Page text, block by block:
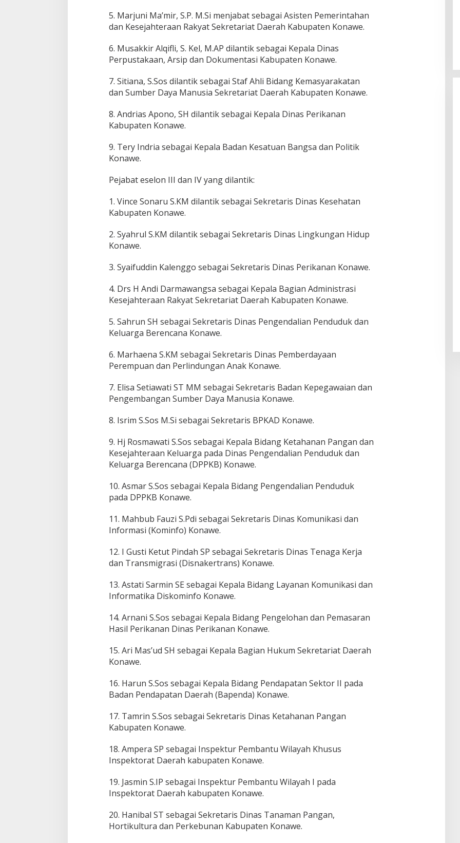
5. Marjuni Ma’mir, S.P. M.Si menjabat sebagai Asisten Pemerintahan
dan Kesejahteraan Rakyat Sekretariat Daerah Kabupaten Konawe.
6. Musakkir Alqifli, S. Kel, M.AP dilantik sebagai Kepala Dinas
Perpustakaan, Arsip dan Dokumentasi Kabupaten Konawe.
7. Sitiana, S.Sos dilantik sebagai Staf Ahli Bidang Kemasyarakatan
dan Sumber Daya Manusia Sekretariat Daerah Kabupaten Konawe.
8. Andrias Apono, SH dilantik sebagai Kepala Dinas Perikanan
Kabupaten Konawe.
9. Tery Indria sebagai Kepala Badan Kesatuan Bangsa dan Politik
Konawe.
Pejabat eselon III dan IV yang dilantik:
1. Vince Sonaru S.KM dilantik sebagai Sekretaris Dinas Kesehatan
Kabupaten Konawe.
2. Syahrul S.KM dilantik sebagai Sekretaris Dinas Lingkungan Hidup
Konawe.
3. Syaifuddin Kalenggo sebagai Sekretaris Dinas Perikanan Konawe.
4. Drs H Andi Darmawangsa sebagai Kepala Bagian Administrasi
Kesejahteraan Rakyat Sekretariat Daerah Kabupaten Konawe.
5. Sahrun SH sebagai Sekretaris Dinas Pengendalian Penduduk dan
Keluarga Berencana Konawe.
6. Marhaena S.KM sebagai Sekretaris Dinas Pemberdayaan
Perempuan dan Perlindungan Anak Konawe.
7. Elisa Setiawati ST MM sebagai Sekretaris Badan Kepegawaian dan
Pengembangan Sumber Daya Manusia Konawe.
8. Isrim S.Sos M.Si sebagai Sekretaris BPKAD Konawe.
9. Hj Rosmawati S.Sos sebagai Kepala Bidang Ketahanan Pangan dan
Kesejahteraan Keluarga pada Dinas Pengendalian Penduduk dan
Keluarga Berencana (DPPKB) Konawe.
10. Asmar S.Sos sebagai Kepala Bidang Pengendalian Penduduk
pada DPPKB Konawe.
11. Mahbub Fauzi S.Pdi sebagai Sekretaris Dinas Komunikasi dan
Informasi (Kominfo) Konawe.
12. I Gusti Ketut Pindah SP sebagai Sekretaris Dinas Tenaga Kerja
dan Transmigrasi (Disnakertrans) Konawe.
13. Astati Sarmin SE sebagai Kepala Bidang Layanan Komunikasi dan
Informatika Diskominfo Konawe.
14. Arnani S.Sos sebagai Kepala Bidang Pengelohan dan Pemasaran
Hasil Perikanan Dinas Perikanan Konawe.
15. Ari Mas’ud SH sebagai Kepala Bagian Hukum Sekretariat Daerah
Konawe.
16. Harun S.Sos sebagai Kepala Bidang Pendapatan Sektor II pada
Badan Pendapatan Daerah (Bapenda) Konawe.
17. Tamrin S.Sos sebagai Sekretaris Dinas Ketahanan Pangan
Kabupaten Konawe.
18. Ampera SP sebagai Inspektur Pembantu Wilayah Khusus
Inspektorat Daerah kabupaten Konawe.
19. Jasmin S.IP sebagai Inspektur Pembantu Wilayah I pada
Inspektorat Daerah kabupaten Konawe.
20. Hanibal ST sebagai Sekretaris Dinas Tanaman Pangan,
Hortikultura dan Perkebunan Kabupaten Konawe.